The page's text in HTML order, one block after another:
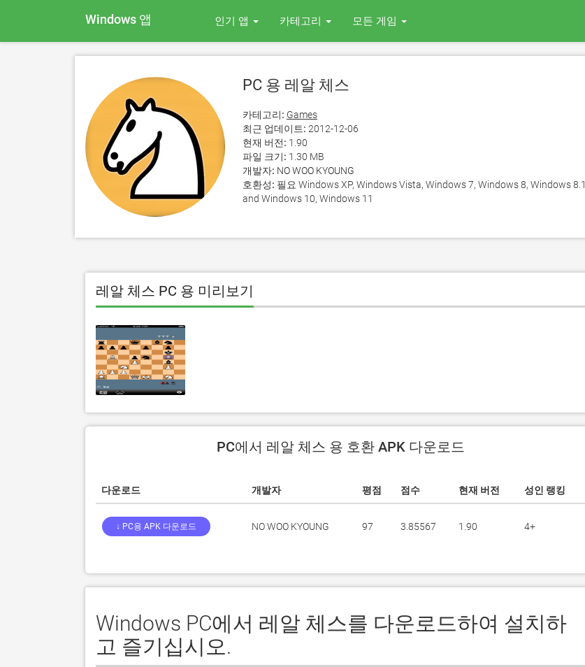
Windows 앱 인기 앱 카테고리 모든 게임
PC 용 레알 체스
카테고리: Games
최근 업데이트: 2012-12-06
현재 버전: 1.90
파일 크기: 1.30 MB
개발자: NO WOO KYOUNG
호환성: 필요 Windows XP, Windows Vista, Windows 7, Windows 8, Windows 8.1
and Windows 10, Windows 11
레알 체스 PC 용 미리보기
PC에서 레알 체스 용 호환 APK 다운로드
다운로드 개발자 평점 점수 현재 버전 성인 랭킹
↓ PC용 APK 다운로드 NO WOO KYOUNG 97 3.85567 1.90 4+
Windows PC에서 레알 체스를 다운로드하여 설치하
고 즐기십시오.